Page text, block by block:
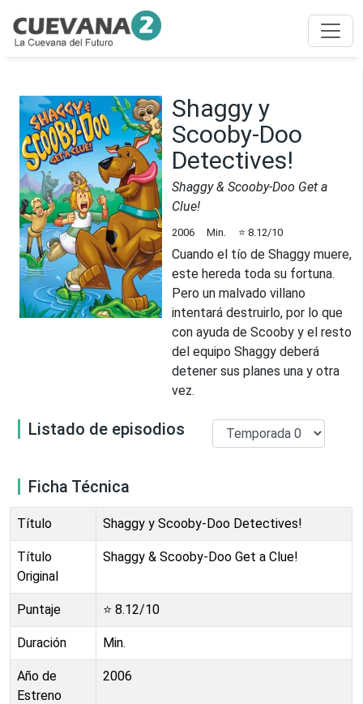
Shaggy y
Scooby-Doo
Detectives!
Shaggy & Scooby-Doo Get a
Clue!
2006 Min. ⭐ 8.12/10
Cuando el tío de Shaggy muere,
este hereda toda su fortuna.
Pero un malvado villano
intentará destruirlo, por lo que
con ayuda de Scooby y el resto
del equipo Shaggy deberá
detener sus planes una y otra
vez.
Listado de episodios
Ficha Técnica
Título Shaggy y Scooby-Doo Detectives!
Título
Original
Shaggy & Scooby-Doo Get a Clue!
Puntaje ⭐ 8.12/10
Duración Min.
Año de
Estreno
2006